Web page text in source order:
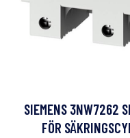
SIEMENS 3NW7262
FÖR